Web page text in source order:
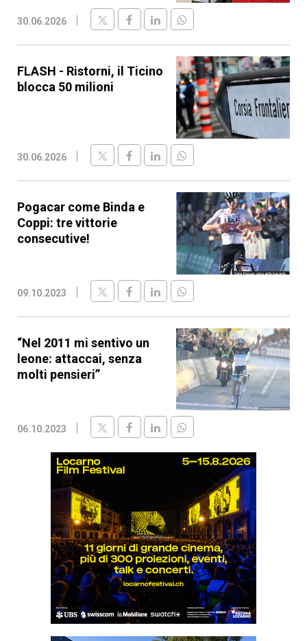
30.06.2026
FLASH - Ristorni, il Ticino
blocca 50 milioni
30.06.2026
Pogacar come Binda e
Coppi: tre vittorie
consecutive!
09.10.2023
“Nel 2011 mi sentivo un
leone: attaccai, senza
molti pensieri”
06.10.2023